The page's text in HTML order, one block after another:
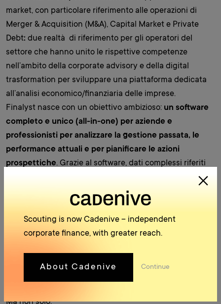
market, con particolare riferimento alle operazioni di
Merger & Acquisition (M&A), Capital Market e Private
Debt: due realtà di riferimento per gli operatori del
settore che hanno unito le rispettive competenze
nell’ambito della corporate advisory e della digital
trasformation per sviluppare una piattaforma dedicata
all’analisi economico/finanziaria delle imprese.
Finalyst nasce con un obiettivo ambizioso: un software
completo e unico (all-in-one) per aziende e
professionisti per analizzare la gestione passata, le
performance attuali e per pianificare le azioni
prospettiche. Grazie al software, dati complessi riferiti
all’azienda e al settore sono resi semplici e intuitivi per
consentire di prendere decisioni certe in tempi brevi.
Il software supporta, attraverso il calcolo degli indici di
allerta, l’implementazione dell’adeguato assetto
organizzativo richiesto dal “˜Nuovo Codice delle Crisi
Scouting is now Cadenive – independent
corporate finance, with greater reach.
About Cadenive Continue